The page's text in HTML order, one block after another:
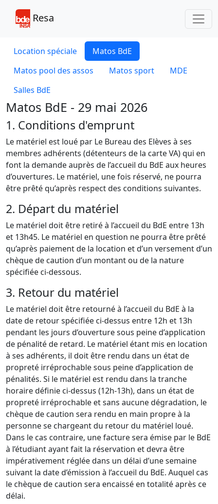
Resa
Location spéciale
Matos BdE
Matos pool des assos
Matos sport
MDE
Salles BdE
Matos BdE - 29 mai 2026
1. Conditions d'emprunt
Le matériel est loué par Le Bureau des Elèves à ses
membres adhérents (détenteurs de la carte VA) qui en
font la demande auprès de l’accueil du BdE aux heures
d’ouvertures. Le matériel, une fois réservé, ne pourra
être prêté qu’après respect des conditions suivantes.
2. Départ du matériel
Le matériel doit être retiré à l’accueil du BdE entre 13h
et 13h45. Le matériel en question ne pourra être prêté
qu’après paiement de la location et d’un versement d’un
chèque de caution d’un montant ou de la nature
spécifiée ci-dessous.
3. Retour du matériel
Le matériel doit être retourné à l’accueil du BdE à la
date de retour spécifiée ci-dessus entre 12h et 13h
pendant les jours d’ouverture sous peine d’application
de pénalité de retard. Le matériel étant mis en location
à ses adhérents, il doit être rendu dans un état de
propreté irréprochable sous peine d’application de
pénalités. Si le matériel est rendu dans la tranche
horaire définie ci-dessus (12h-13h), dans un état de
propreté irréprochable et sans aucune dégradation, le
chèque de caution sera rendu en main propre à la
personne se chargeant du retour du matériel loué.
Dans le cas contraire, une facture sera émise par le BdE
à l’étudiant ayant fait la réservation et devra être
impérativement réglée dans un délai d’une semaine
suivant la date d’émission à l’accueil du BdE. Auquel cas
le chèque de caution sera encaissé en totalité après ce
délai.